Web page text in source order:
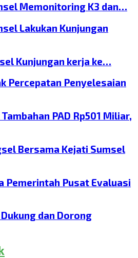
Memonitoring K3 dan…
Lakukan Kunjungan
Kunjungan kerja ke…
Percepatan Penyelesaian
PAD Rp501 Miliar,
Bersama Kejati Sumsel
Pemerintah Pusat Evaluasi
dan Dorong